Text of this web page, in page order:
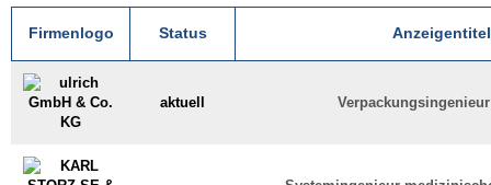
Firmenlogo Status Anzeigentitel
aktuell